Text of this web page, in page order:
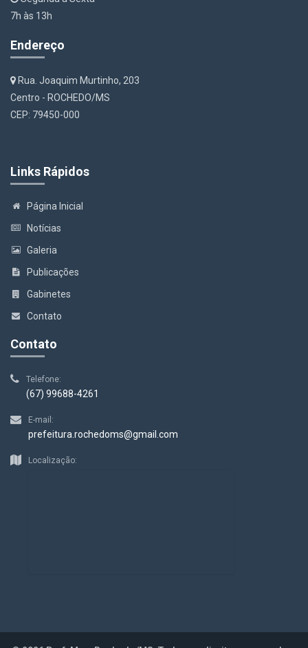
7h às 13h
Endereço
Rua. Joaquim Murtinho, 203
Centro - ROCHEDO/MS
CEP: 79450-000
Links Rápidos
Página Inicial
Notícias
Galeria
Publicações
Gabinetes
Contato
Contato
Telefone:
(67) 99688-4261
E-mail:
prefeitura.rochedoms@gmail.com
Localização: